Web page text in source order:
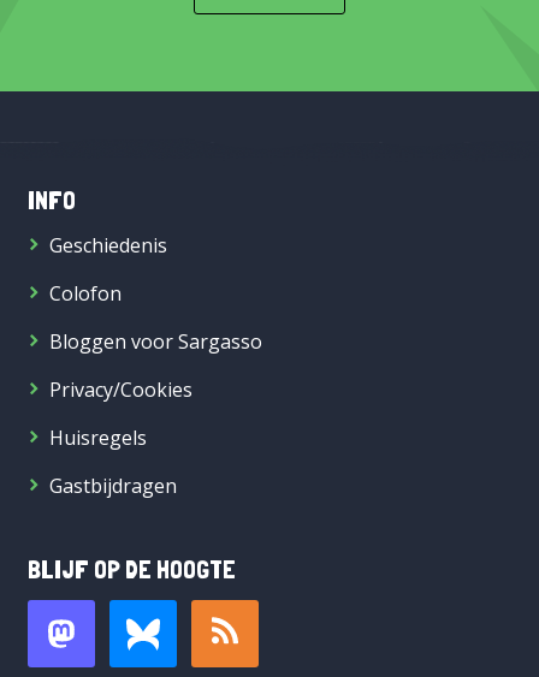
INFO
Geschiedenis
Colofon
Bloggen voor Sargasso
Privacy/Cookies
Huisregels
Gastbijdragen
BLIJF OP DE HOOGTE